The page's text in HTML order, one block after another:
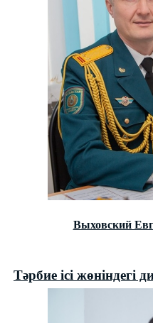
Выховский
Тәрбие ісі